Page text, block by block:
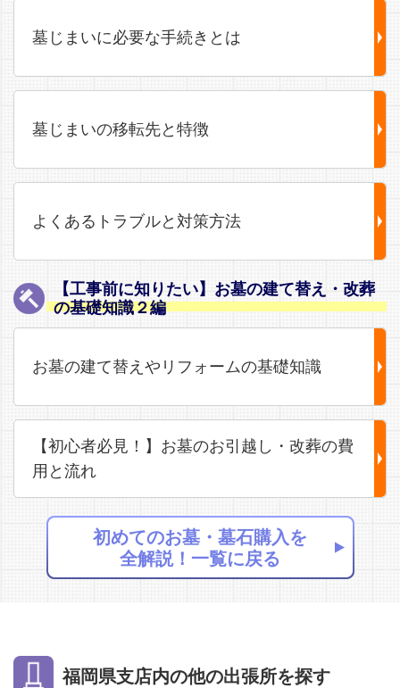
墓じまいに必要な手続きとは
墓じまいの移転先と特徴
よくあるトラブルと対策方法
【工事前に知りたい】お墓の建て替え・改葬
の基礎知識２編
お墓の建て替えやリフォームの基礎知識
【初心者必見！】お墓のお引越し・改葬の費
用と流れ
初めてのお墓・墓石購入を
全解説！一覧に戻る
福岡県支店内の他の出張所を探す